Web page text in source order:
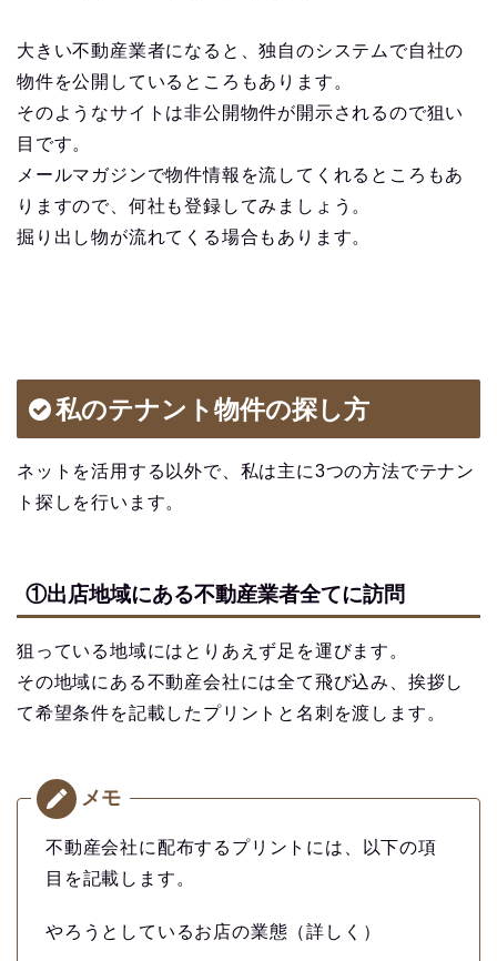
大きい不動産業者になると、独自のシステムで自社の
物件を公開しているところもあります。
そのようなサイトは非公開物件が開示されるので狙い
目です。
メールマガジンで物件情報を流してくれるところもあ
りますので、何社も登録してみましょう。
掘り出し物が流れてくる場合もあります。
私のテナント物件の探し方
ネットを活用する以外で、私は主に3つの方法でテナン
ト探しを行います。
①出店地域にある不動産業者全てに訪問
狙っている地域にはとりあえず足を運びます。
その地域にある不動産会社には全て飛び込み、挨拶し
て希望条件を記載したプリントと名刺を渡します。
不動産会社に配布するプリントには、以下の項
目を記載します。
やろうとしているお店の業態（詳しく）